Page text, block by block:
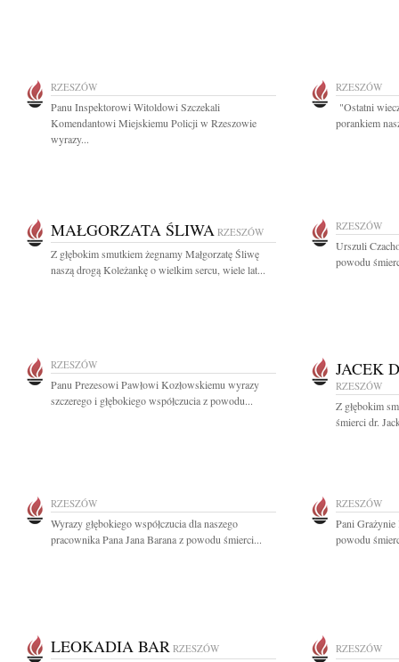
RZESZÓW
Panu Inspektorowi Witoldowi Szczekali
Komendantowi Miejskiemu Policji w Rzeszowie
wyrazy...
RZESZÓW
"Ostatni
porankiem
MAŁGORZATA ŚLIWA RZESZÓW
Z głębokim smutkiem żegnamy Małgorzatę Śliwę
naszą drogą Koleżankę o wielkim sercu, wiele lat...
RZESZÓW
Urszuli
powodu
RZESZÓW
Panu Prezesowi Pawłowi Kozłowskiemu wyrazy
szczerego i głębokiego współczucia z powodu...
JACEK
RZESZÓW
Z głębokim
śmierci dr.
RZESZÓW
Wyrazy głębokiego współczucia dla naszego
pracownika Pana Jana Barana z powodu śmierci...
RZESZÓW
Pani Grażynie
powodu
LEOKADIA BAR RZESZÓW RZESZÓW